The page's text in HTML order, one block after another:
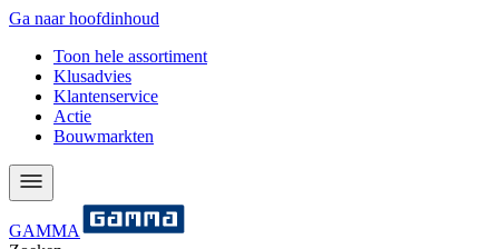
Ga naar hoofdinhoud
Toon hele assortiment
Klusadvies
Klantenservice
Actie
Bouwmarkten
GAMMA